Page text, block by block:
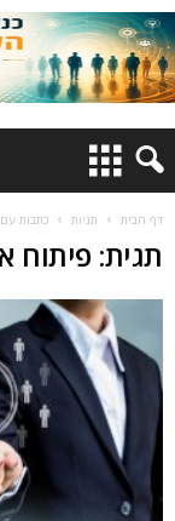
דף הבית תגיות כתבות
תגית: פיתוח